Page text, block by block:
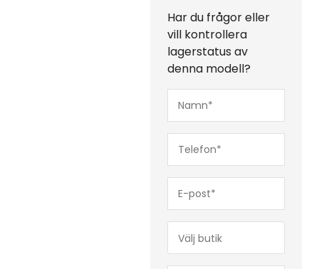
Har du frågor eller
vill kontrollera
lagerstatus av
denna modell?
post*
(Obligatoriskt)
(Obligatoriskt)